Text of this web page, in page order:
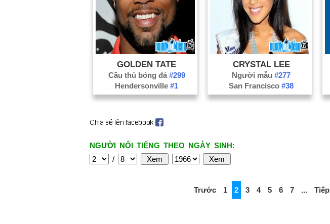
GOLDEN TATE
Cầu thủ bóng đá #299
Hendersonville#1
CRYSTAL LEE
Người mẫu#277
San Francisco#38
NGƯỜI NỔI TIẾNG THEO NGÀY SINH:
/
Trước 1 2 3 4 5 6 7 ... Tiếp